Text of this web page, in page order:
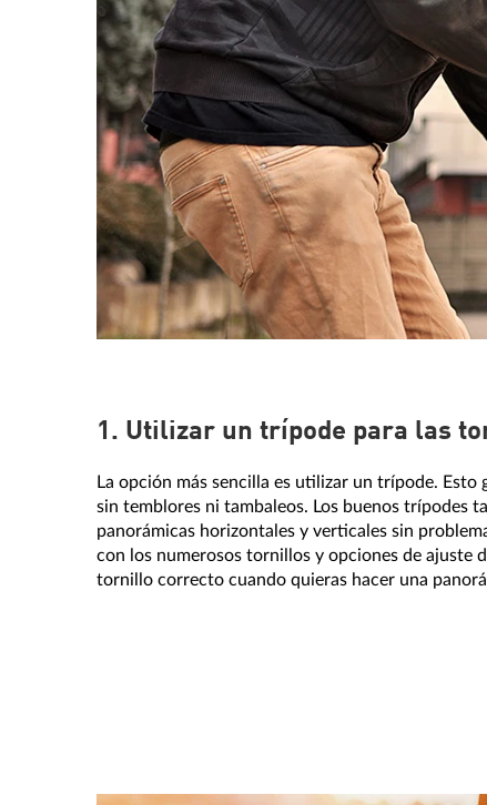
1. Utilizar un trípode para las
La opción más sencilla es utilizar un trípode. Esto
sin temblores ni tambaleos. Los buenos trípodes
panorámicas horizontales y verticales sin
con los numerosos tornillos y opciones de ajuste
tornillo correcto cuando quieras hacer una